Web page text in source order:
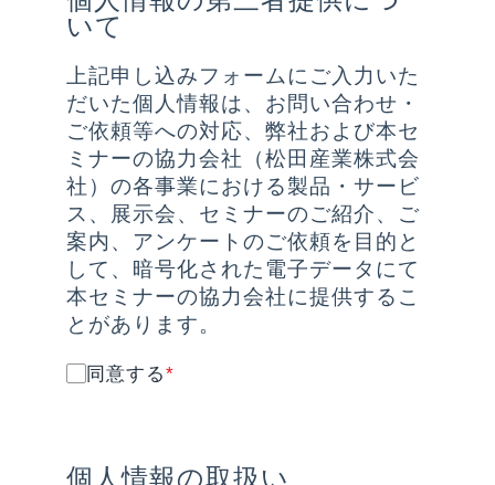
いて
上記申し込みフォームにご入力いた
だいた個人情報は、お問い合わせ・
ご依頼等への対応、弊社および本セ
ミナーの協力会社（松田産業株式会
社）の各事業における製品・サービ
ス、展示会、セミナーのご紹介、ご
案内、アンケートのご依頼を目的と
して、暗号化された電子データにて
本セミナーの協力会社に提供するこ
とがあります。
同意する*
個人情報の取扱い